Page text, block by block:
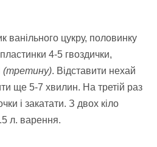
ванільного цукру, половинку
4-5 гвоздички,
(третину). Відставити нехай
ще 5-7 хвилин. На третій раз
і закатати. З двох кіло
л. варення.